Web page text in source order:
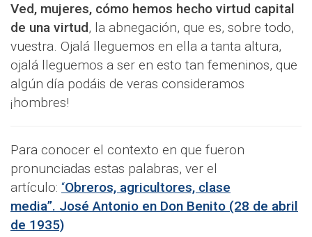
Ved, mujeres, cómo hemos hecho virtud capital
de una virtud, la abnegación, que es, sobre todo,
vuestra. Ojalá lleguemos en ella a tanta altura,
ojalá lleguemos a ser en esto tan femeninos, que
algún día podáis de veras consideramos
¡hombres!
Para conocer el contexto en que fueron
pronunciadas estas palabras, ver el
artículo: “Obreros, agricultores, clase
media”. José Antonio en Don Benito (28 de abril
de 1935)